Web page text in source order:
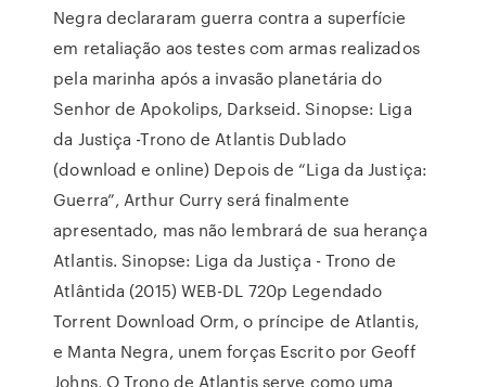
Negra declararam guerra contra a superfície
em retaliação aos testes com armas realizados
pela marinha após a invasão planetária do
Senhor de Apokolips, Darkseid. Sinopse: Liga
da Justiça -Trono de Atlantis Dublado
(download e online) Depois de “Liga da Justiça:
Guerra”, Arthur Curry será finalmente
apresentado, mas não lembrará de sua herança
Atlantis. Sinopse: Liga da Justiça - Trono de
Atlântida (2015) WEB-DL 720p Legendado
Torrent Download Orm, o príncipe de Atlantis,
e Manta Negra, unem forças Escrito por Geoff
Johns, O Trono de Atlantis serve como uma